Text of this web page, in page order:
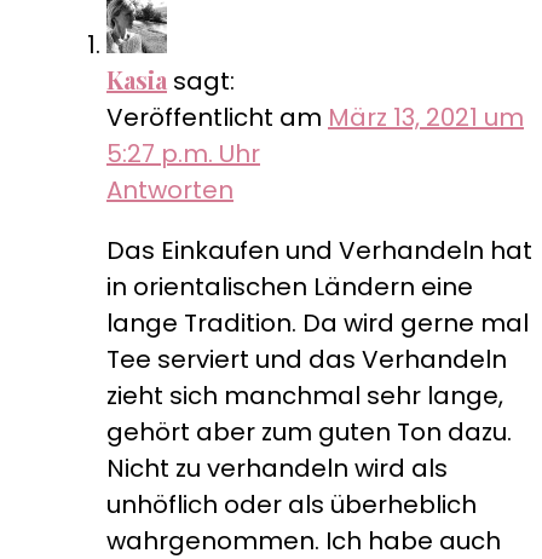
Kasia sagt:
Veröffentlicht am März 13, 2021 um
5:27 p.m. Uhr
Antworten
Das Einkaufen und Verhandeln hat
in orientalischen Ländern eine
lange Tradition. Da wird gerne mal
Tee serviert und das Verhandeln
zieht sich manchmal sehr lange,
gehört aber zum guten Ton dazu.
Nicht zu verhandeln wird als
unhöflich oder als überheblich
wahrgenommen. Ich habe auch